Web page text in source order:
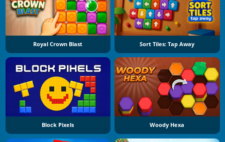
Royal Crown Blast Sort Tiles: Tap Away
Block Pixels Woody Hexa